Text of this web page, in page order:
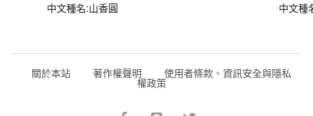
中文種名:山香圓 中文種
關於本站 著作權聲明 使用者條款、資訊安全與隱私
權政策